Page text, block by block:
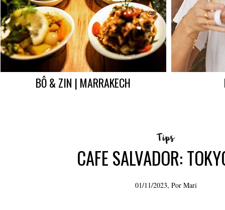
BÔ & ZIN | MARRAKECH
CAFE SALVADOR:
01/11/2023, Por Mari